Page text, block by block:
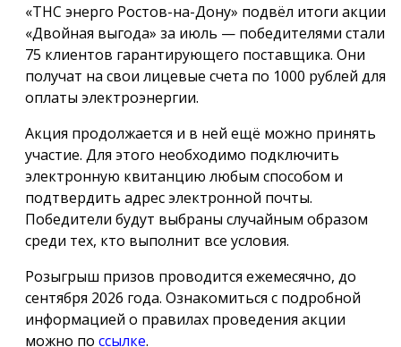
«ТНС энерго Ростов-на-Дону» подвёл итоги акции
«Двойная выгода» за июль — победителями стали
75 клиентов гарантирующего поставщика. Они
получат на свои лицевые счета по 1000 рублей для
оплаты электроэнергии.
Акция продолжается и в ней ещё можно принять
участие. Для этого необходимо подключить
электронную квитанцию любым способом и
подтвердить адрес электронной почты.
Победители будут выбраны случайным образом
среди тех, кто выполнит все условия.
Розыгрыш призов проводится ежемесячно, до
сентября 2026 года. Ознакомиться с подробной
информацией о правилах проведения акции
можно по ссылке.